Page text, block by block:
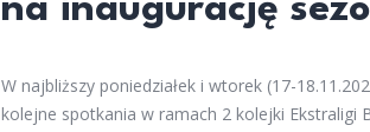
na inaugurację
W najbliższy poniedziałek i wtorek (17-
kolejne spotkania w ramach 2 kolejki Ekstraligi